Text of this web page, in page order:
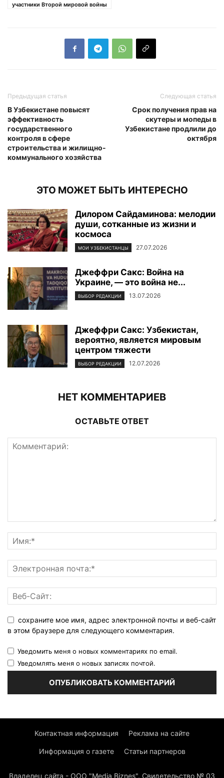
участники Второй мировой войны
Предыдущая статья
В Узбекистане повысят
эффективность
государственного
контроля в сфере
строительства и жилищно-
коммунального хозяйства
Следующая статья
Срок получения прав на
скутеры и мопеды в
Узбекистане продлили до
октября
ЭТО МОЖЕТ БЫТЬ ИНТЕРЕСНО
Дилором Сайдаминова: мелодии
души, сотканные из жизни и
космоса
МОИ УЗБЕКИСТАНЦЫ 27.07.2026
Джеффри Сакс: Война на
Украине, — это война не...
ВЫБОР РЕДАКЦИИ 13.07.2026
Джеффри Сакс: Узбекистан,
вероятно, является мировым
центром тяжести
ВЫБОР РЕДАКЦИИ 12.07.2026
НЕТ КОММЕНТАРИЕВ
ОСТАВЬТЕ ОТВЕТ
сохраните мое имя, адрес электронной почты и веб-сайт
в этом браузере для следующего комментария.
Уведомить меня о новых комментариях по email.
Уведомлять меня о новых записях почтой.
Контактная информация Реклама на сайте
Информация о газете Статьи партнеров
Владелец сайта - ООО "Media Biznes". Свидетельство № 03